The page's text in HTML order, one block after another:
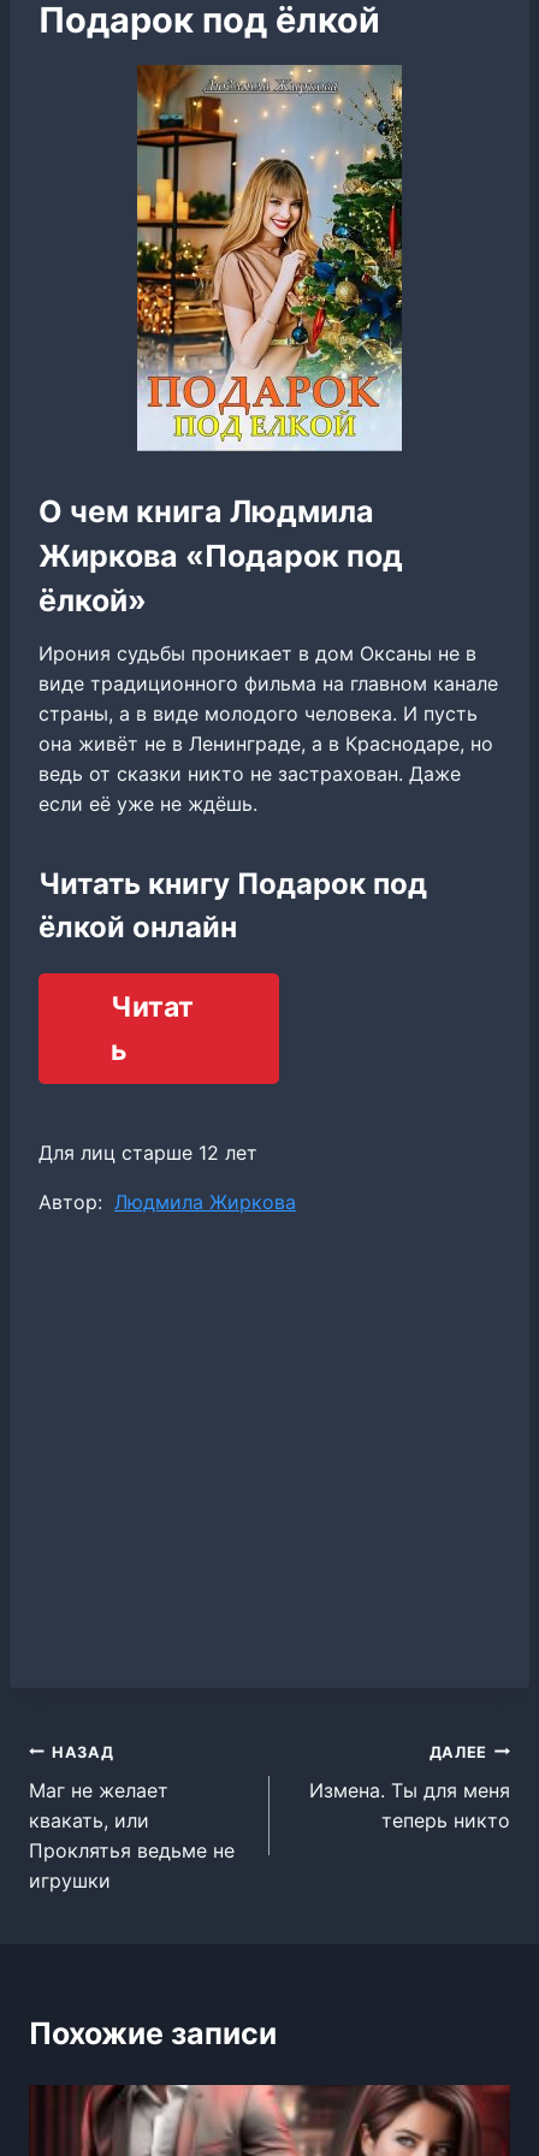
Подарок под ёлкой
О чем книга Людмила
Жиркова «Подарок под
ёлкой»
Ирония судьбы проникает в дом Оксаны не в
виде традиционного фильма на главном канале
страны, а в виде молодого человека. И пусть
она живёт не в Ленинграде, а в Краснодаре, но
ведь от сказки никто не застрахован. Даже
если её уже не ждёшь.
Читать книгу Подарок под
ёлкой онлайн
Читат
ь
Для лиц старше 12 лет
Метки
Автор: Людмила Жиркова
Навигация
по
записям
НАЗАД
Маг не желает
квакать, или
Проклятья ведьме не
игрушки
ДАЛЕЕ
Измена. Ты для меня
теперь никто
Похожие записи